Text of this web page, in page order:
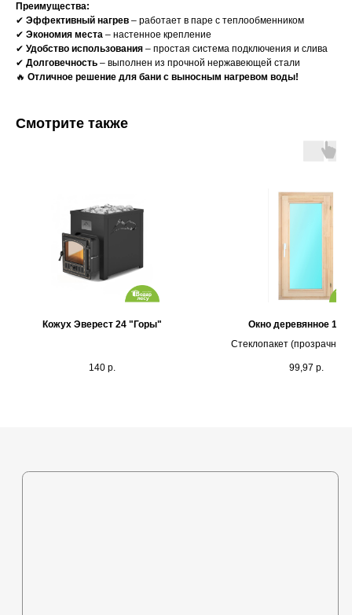
Преимущества:
✔ Эффективный нагрев – работает в паре с теплообменником
✔ Экономия места – настенное крепление
✔ Удобство использования – простая система подключения и слива
✔ Долговечность – выполнен из прочной нержавеющей стали
🔥 Отличное решение для бани с выносным нагревом воды!
Смотрите также
Кожух Эверест 24 "Горы"
140 р.
Окно деревянное
Стеклопакет (прозрачное
99,97 р.
Выставочная площадка